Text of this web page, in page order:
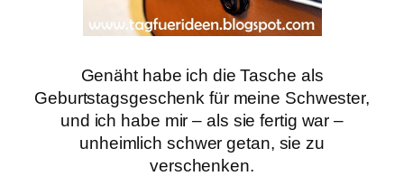
Genäht habe ich die Tasche als
Geburtstagsgeschenk für meine Schwester,
und ich habe mir – als sie fertig war –
unheimlich schwer getan, sie zu
verschenken.